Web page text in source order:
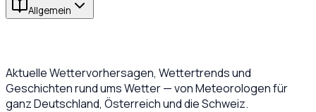
Allgemein
Aktuelle Wettervorhersagen, Wettertrends und
Geschichten rund ums Wetter — von Meteorologen für
ganz Deutschland, Österreich und die Schweiz.